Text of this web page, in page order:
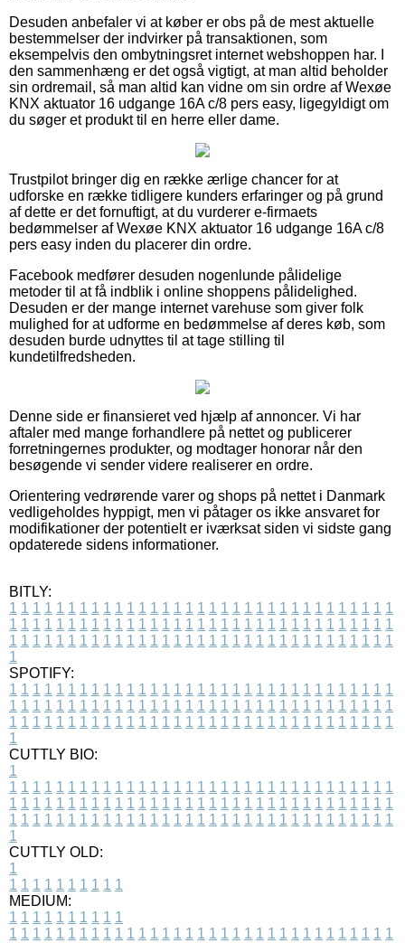
Desuden anbefaler vi at køber er obs på de mest aktuelle
bestemmelser der indvirker på transaktionen, som
eksempelvis den ombytningsret internet webshoppen har. I
den sammenhæng er det også vigtigt, at man altid beholder
sin ordremail, så man altid kan vidne om sin ordre af Wexøe
KNX aktuator 16 udgange 16A c/8 pers easy, ligegyldigt om
du søger et produkt til en herre eller dame.
Trustpilot bringer dig en række ærlige chancer for at
udforske en række tidligere kunders erfaringer og på grund
af dette er det fornuftigt, at du vurderer e-firmaets
bedømmelser af Wexøe KNX aktuator 16 udgange 16A c/8
pers easy inden du placerer din ordre.
Facebook medfører desuden nogenlunde pålidelige
metoder til at få indblik i online shoppens pålidelighed.
Desuden er der mange internet varehuse som giver folk
mulighed for at udforme en bedømmelse af deres køb, som
desuden burde udnyttes til at tage stilling til
kundetilfredsheden.
Denne side er finansieret ved hjælp af annoncer. Vi har
aftaler med mange forhandlere på nettet og publicerer
forretningernes produkter, og modtager honorar når den
besøgende vi sender videre realiserer en ordre.
Orientering vedrørende varer og shops på nettet i Danmark
vedligeholdes hyppigt, men vi påtager os ikke ansvaret for
modifikationer der potentielt er iværksat siden vi sidste gang
opdaterede sidens informationer.
BITLY:
1 1 1 1 1 1 1 1 1 1 1 1 1 1 1 1 1 1 1 1 1 1 1 1 1 1 1 1 1 1 1 1 1
1 1 1 1 1 1 1 1 1 1 1 1 1 1 1 1 1 1 1 1 1 1 1 1 1 1 1 1 1 1 1 1 1
1 1 1 1 1 1 1 1 1 1 1 1 1 1 1 1 1 1 1 1 1 1 1 1 1 1 1 1 1 1 1 1 1
1
SPOTIFY:
1 1 1 1 1 1 1 1 1 1 1 1 1 1 1 1 1 1 1 1 1 1 1 1 1 1 1 1 1 1 1 1 1
1 1 1 1 1 1 1 1 1 1 1 1 1 1 1 1 1 1 1 1 1 1 1 1 1 1 1 1 1 1 1 1 1
1 1 1 1 1 1 1 1 1 1 1 1 1 1 1 1 1 1 1 1 1 1 1 1 1 1 1 1 1 1 1 1 1
1
CUTTLY BIO:
1
1 1 1 1 1 1 1 1 1 1 1 1 1 1 1 1 1 1 1 1 1 1 1 1 1 1 1 1 1 1 1 1 1
1 1 1 1 1 1 1 1 1 1 1 1 1 1 1 1 1 1 1 1 1 1 1 1 1 1 1 1 1 1 1 1 1
1 1 1 1 1 1 1 1 1 1 1 1 1 1 1 1 1 1 1 1 1 1 1 1 1 1 1 1 1 1 1 1 1
1
CUTTLY OLD:
1
1 1 1 1 1 1 1 1 1 1
MEDIUM:
1 1 1 1 1 1 1 1 1 1
1 1 1 1 1 1 1 1 1 1 1 1 1 1 1 1 1 1 1 1 1 1 1 1 1 1 1 1 1 1 1 1 1